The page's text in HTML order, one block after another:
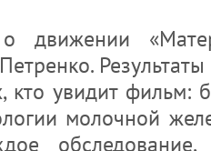
движении
кто увидит фильм:
молочной